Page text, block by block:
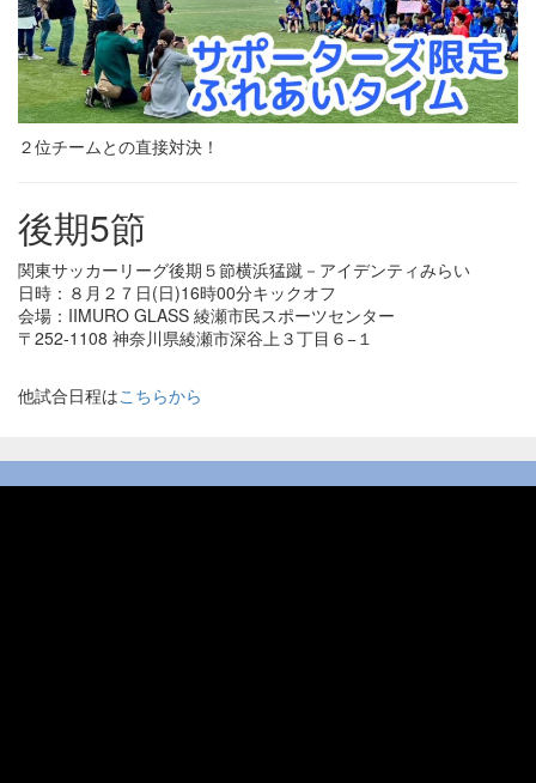
２位チームとの直接対決！
後期5節
関東サッカーリーグ後期５節横浜猛蹴－アイデンティみらい
日時：８月２７日(日)16時00分キックオフ
会場：IIMURO GLASS 綾瀬市民スポーツセンター
〒252-1108 神奈川県綾瀬市深谷上３丁目６−１
他試合日程はこちらから